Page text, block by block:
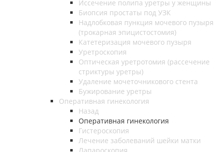
Иссечение полипа уретры у женщины
Биопсия простаты под УЗК
Надлобковая пункция мочевого пузыря
(трокарная эпицистостомия)
Катетеризация мочевого пузыря
Уретроскопия
Оптическая уретротомия (рассечение
стриктуры уретры)
Удаление мочеточникового стента
Бужирование уретры
Оперативная гинекология
Назад
Оперативная гинекология
Гистероскопия
Лечение заболеваний шейки матки